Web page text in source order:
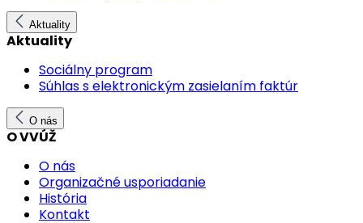
Aktuality
Aktuality
Sociálny program
Súhlas s elektronickým zasielaním faktúr
O nás
O VVÚŽ
O nás
Organizačné usporiadanie
História
Kontakt